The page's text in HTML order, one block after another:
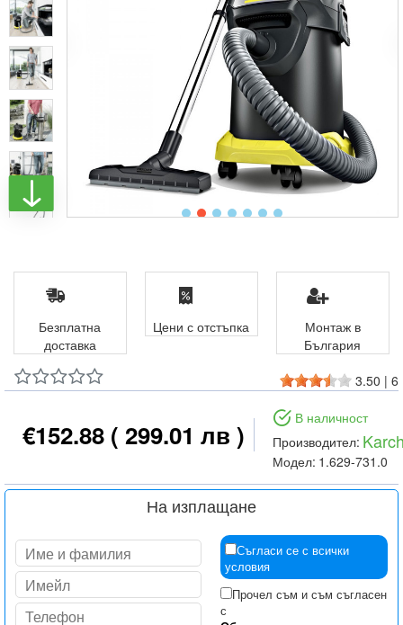
3.50 | 6
€152.88 ( 299.01 лв )
В наличност
Производител:
Модел: 1.629-731.0
На изплащане
Съгласи се с всички
условия
Прочел съм и съм съгласен
с
Безплатна
доставка
Цени с отстъпка
Монтаж в
България